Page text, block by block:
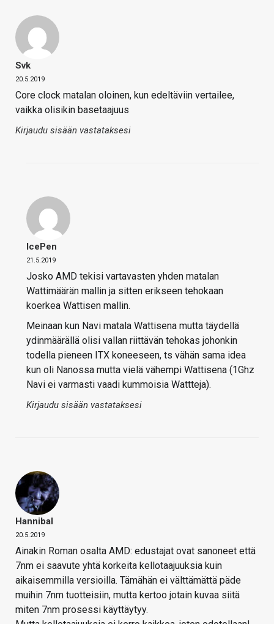
Svk
20.5.2019
Core clock matalan oloinen, kun edeltäviin vertailee,
vaikka olisikin basetaajuus
Kirjaudu sisään vastataksesi
IcePen
21.5.2019
Josko AMD tekisi vartavasten yhden matalan
Wattimäärän mallin ja sitten erikseen tehokaan
koerkea Wattisen mallin.
Meinaan kun Navi matala Wattisena mutta täydellä
ydinmäärällä olisi vallan riittävän tehokas johonkin
todella pieneen ITX koneeseen, ts vähän sama idea
kun oli Nanossa mutta vielä vähempi Wattisena (1Ghz
Navi ei varmasti vaadi kummoisia Wattteja).
Kirjaudu sisään vastataksesi
Hannibal
20.5.2019
Ainakin Roman osalta AMD: edustajat ovat sanoneet että
7nm ei saavute yhtä korkeita kellotaajuuksia kuin
aikaisemmilla versioilla. Tämähän ei välttämättä päde
muihin 7nm tuotteisiin, mutta kertoo jotain kuvaa siitä
miten 7nm prosessi käyttäytyy.